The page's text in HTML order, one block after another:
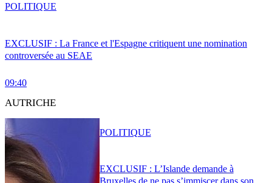
EXCLUSIF : La France et l'Espagne critiquent une nomination
controversée au SEAE
09:40
POLITIQUE
AUTRICHE
EXCLUSIF : L’Islande demande à
POLITIQUE